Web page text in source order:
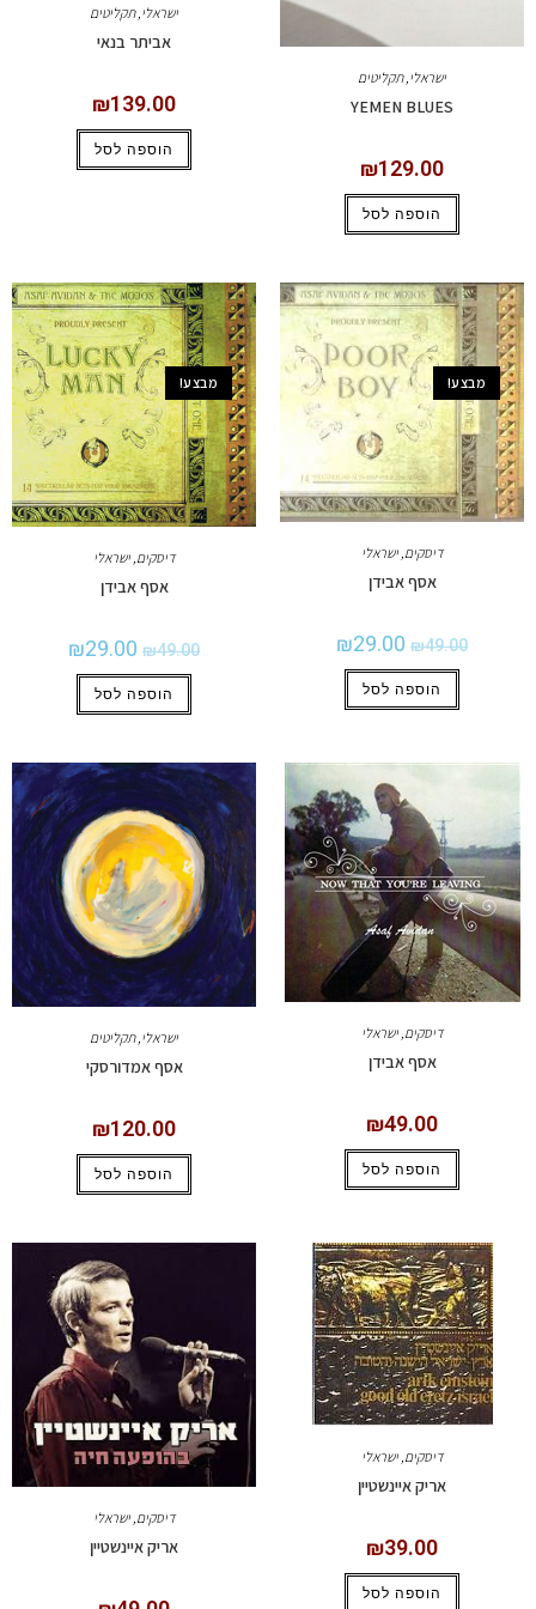
ישראלי,תקליטים
YEMEN BLUES
₪129.00
הוספה לסל
ישראלי,תקליטים
אביתר בנאי
₪139.00
הוספה לסל
מבצע!
דיסקים ישראלי
אסף אבידן
₪49.00
₪29.00
הוספה לסל
מבצע!
דיסקים, ישראלי
אסף אבידן
₪49.00
₪29.00
הוספה לסל
דיסקים, ישראלי
אסף אבידן
₪49.00
הוספה לסל
ישראלי,תקליטים
אסף אמדורסקי
₪120.00
הוספה לסל
דיסקים, ישראלי
אריק איינשטיין
₪39.00
הוספה לסל
דיסקים, ישראלי
אריק איינשטיין